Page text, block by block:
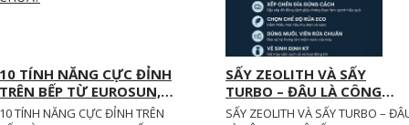
10 TÍNH NĂNG CỰC ĐỈNH
TRÊN BẾP TỪ EUROSUN,
BẠN BIẾT CHƯA?
10 TÍNH NĂNG CỰC ĐỈNH TRÊN
SẤY ZEOLITH VÀ SẤY
TURBO – ĐÂU LÀ CÔNG
NGHỆ SẤY KHÔ TỐT NHẤT
SẤY ZEOLITH VÀ SẤY TURBO –